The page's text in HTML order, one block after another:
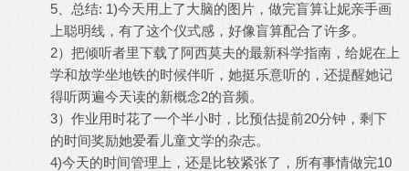
5、总结: 1)今天用上了大脑的图片，做完盲算让妮亲手画
上聪明线，有了这个仪式感，好像盲算配合了许多。
2）把倾听者里下载了阿西莫夫的最新科学指南，给妮在上
学和放学坐地铁的时候伴听，她挺乐意听的，还提醒她记
得听两遍今天读的新概念2的音频。
3）作业用时花了一个半小时，比预估提前20分钟，剩下
的时间奖励她爱看儿童文学的杂志。
4)今天的时间管理上，还是比较紧张了，所有事情做完10